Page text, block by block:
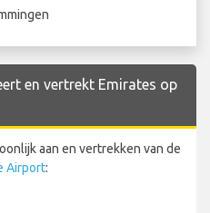
en vertrekt Emirates op
aan en vertrekken van de
Airport: